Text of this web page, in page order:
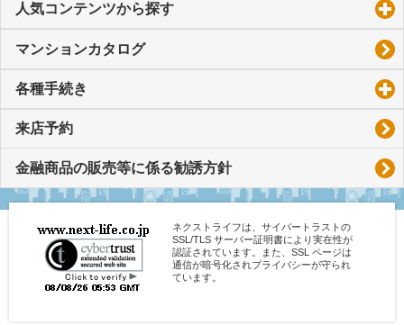
人気コンテンツから探す
マンションカタログ
各種手続き
来店予約
金融商品の販売等に係る勧誘方針
ネクストライフは、サイバートラストの
SSL/TLS サーバー証明書により実在性が
認証されています。また、SSL ページは
通信が暗号化されプライバシーが守られ
ています。